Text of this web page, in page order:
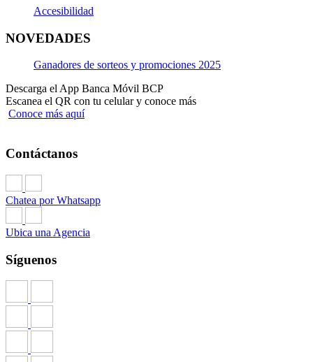
Accesibilidad
NOVEDADES
Ganadores de sorteos y promociones 2025
Descarga el App Banca Móvil BCP
Escanea el QR con tu celular y conoce más
Conoce más aquí
Contáctanos
Chatea por Whatsapp
Ubica una Agencia
Síguenos